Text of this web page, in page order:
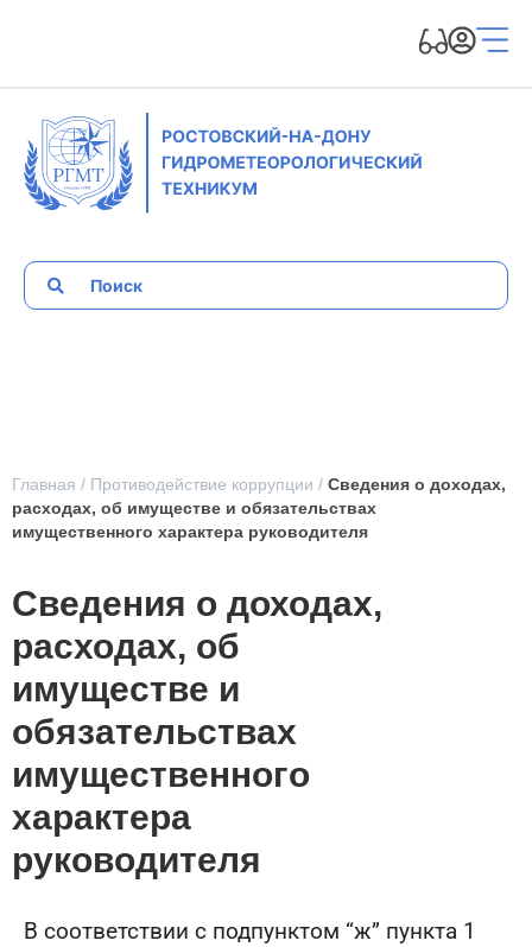
Главная / Противодействие коррупции / Сведения о доходах,
расходах, об имуществе и обязательствах
имущественного характера руководителя
Сведения о доходах,
расходах, об
имуществе и
обязательствах
имущественного
характера
руководителя
В соответствии с подпунктом “ж” пункта 1